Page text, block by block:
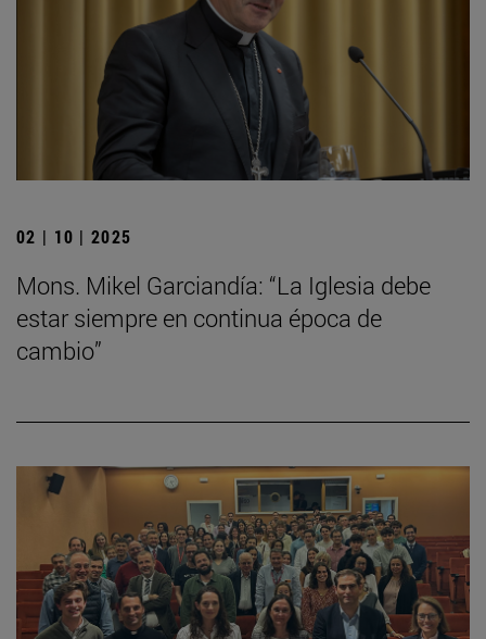
02 | 10 | 2025
Mons. Mikel Garciandía: “La Iglesia debe
estar siempre en continua época de
cambio”